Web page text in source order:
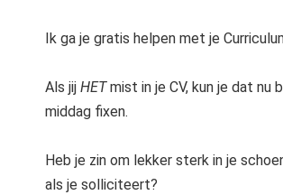
Ik ga je gratis helpen met je
Als jij HETmist in je CV, kun je dat nu
middag fixen.
Heb je zin om lekker sterk in je
als je solliciteert?